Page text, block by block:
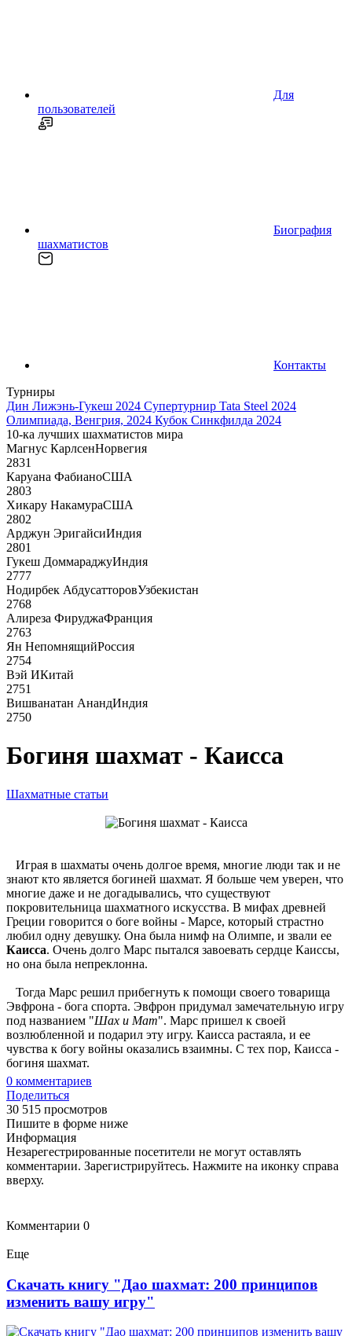
Для
пользователей
Биография
шахматистов
Контакты
Турниры
Дин Лижэнь-Гукеш 2024 Супертурнир Tata Steel 2024
Олимпиада, Венгрия, 2024 Кубок Синкфилда 2024
10-ка лучших шахматистов мира
Магнус КарлсенНорвегия
2831
Каруана ФабианоСША
2803
Хикару НакамураСША
2802
Арджун ЭригайсиИндия
2801
Гукеш ДоммараджуИндия
2777
Нодирбек АбдусатторовУзбекистан
2768
Алиреза ФируджаФранция
2763
Ян НепомнящийРоссия
2754
Вэй ИКитай
2751
Вишванатан АнандИндия
2750
Богиня шахмат - Каисса
Шахматные статьи
Играя в шахматы очень долгое время, многие люди так и не
знают кто является богиней шахмат. Я больше чем уверен, что
многие даже и не догадывались, что существуют
покровительница шахматного искусства. В мифах древней
Греции говорится о боге войны - Марсе, который страстно
любил одну девушку. Она была нимф на Олимпе, и звали ее
Каисса. Очень долго Марс пытался завоевать сердце Каиссы,
но она была непреклонна.
Тогда Марс решил прибегнуть к помощи своего товарища
Эвфрона - бога спорта. Эвфрон придумал замечательную игру
под названием "Шах и Мат". Марс пришел к своей
возлюбленной и подарил эту игру. Каисса растаяла, и ее
чувства к богу войны оказались взаимны. С тех пор, Каисса -
богиня шахмат.
0 комментариев
Поделиться
30 515 просмотров
Пишите в форме ниже
Информация
Незарегестрированные посетители не могут оставлять
комментарии. Зарегистрируйтесь. Нажмите на иконку справа
вверху.
Комментарии 0
Еще
Скачать книгу "Дао шахмат: 200 принципов
изменить вашу игру"